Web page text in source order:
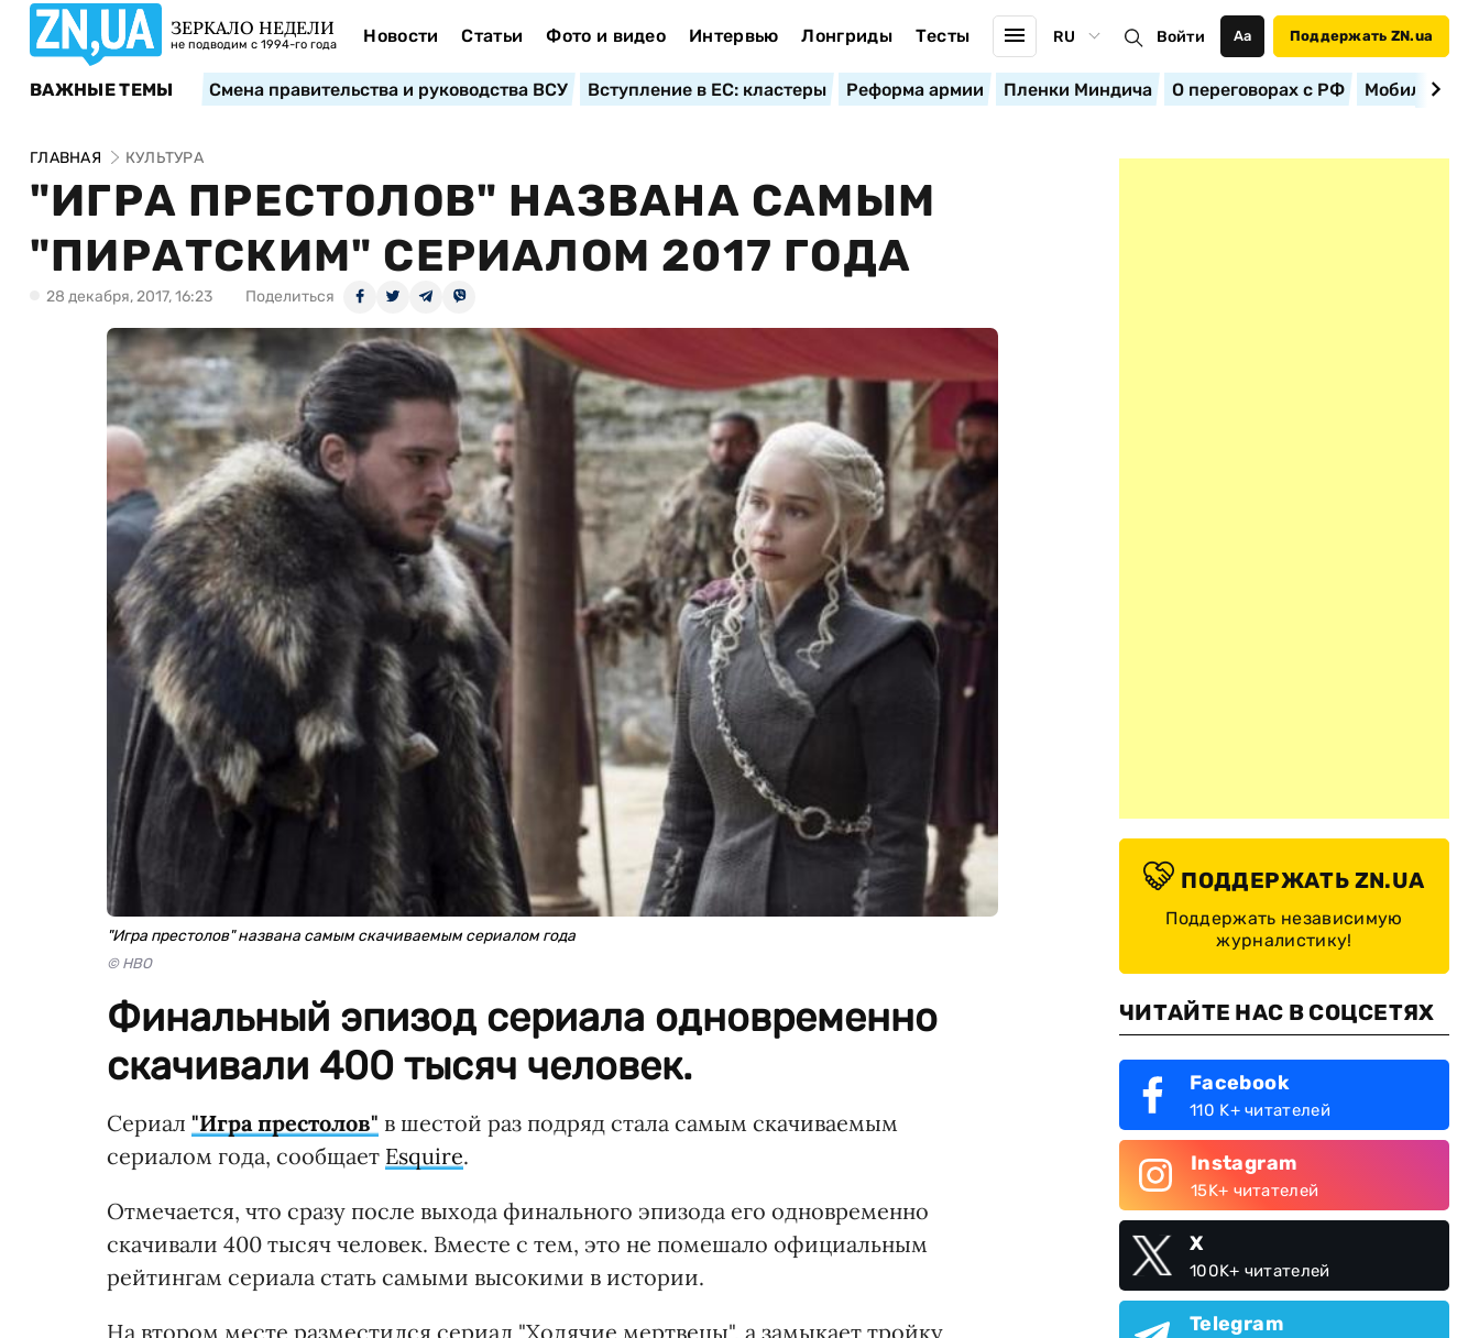
ЗЕРКАЛО НЕДЕЛИ
не подводим с 1994-го года Новости Статьи Фото и видео Интервью Лонгриды Тесты RU Войти Аа Поддержать ZN.ua
ВАЖНЫЕ ТЕМЫ Смена правительства и руководства ВСУ Вступление в ЕС: кластеры Реформа армии Пленки Миндича О переговорах с РФ
ГЛАВНАЯ КУЛЬТУРА
"ИГРА ПРЕСТОЛОВ" НАЗВАНА САМЫМ
"ПИРАТСКИМ" СЕРИАЛОМ 2017 ГОДА
28 декабря, 2017, 16:23 Поделиться
"Игра престолов" названа самым скачиваемым сериалом года
© HBO
Финальный эпизод сериала одновременно
скачивали 400 тысяч человек.
Сериал "Игра престолов" в шестой раз подряд стала самым скачиваемым
сериалом года, сообщает Esquire.
Отмечается, что сразу после выхода финального эпизода его одновременно
скачивали 400 тысяч человек. Вместе с тем, это не помешало официальным
рейтингам сериала стать самыми высокими в истории.
На втором месте разместился сериал "Ходячие мертвецы", а замыкает тройку
ПОДДЕРЖАТЬ ZN.UA
Поддержать независимую
журналистику!
ЧИТАЙТЕ НАС В СОЦСЕТЯХ
Facebook
110 K+ читателей
Instagram
15K+ читателей
X
100K+ читателей
Telegram